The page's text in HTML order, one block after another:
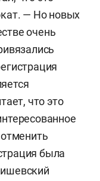
— Но новых
очень
что это
была